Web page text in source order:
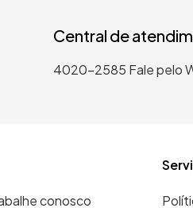
Central de
4020-2585 Fale pelo
conosco